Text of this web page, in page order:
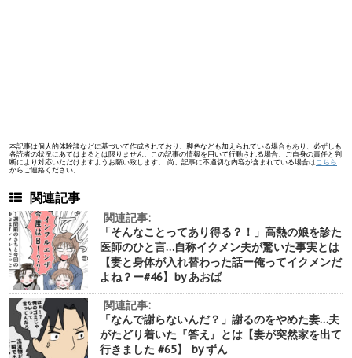
本記事は個人的体験談などに基づいて作成されており、脚色なども加えられている場合もあり、必ずしも
各読者の状況にあてはまるとは限りません。この記事の情報を用いて行動される場合、ご自身の責任と判
断により対応いただけますようお願い致します。 尚、記事に不適切な内容が含まれている場合はこちら
からご連絡ください。
関連記事
関連記事:
「そんなことってあり得る？！」高熱の娘を診た
医師のひと言…自称イクメン夫が驚いた事実とは
【妻と身体が入れ替わった話ー俺ってイクメンだ
よね？ー#46】by あおば
関連記事:
「なんで謝らないんだ？」謝るのをやめた妻…夫
がたどり着いた『答え』とは【妻が突然家を出て
行きました #65】 by ずん